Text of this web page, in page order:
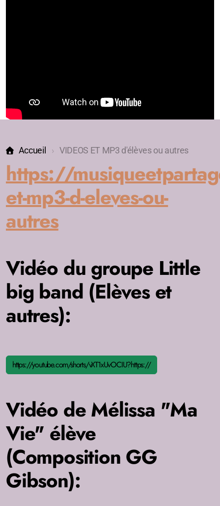
Accueil VIDEOS ET MP3 d'élèves ou autres
https://
et-mp3-d-eleves-ou-
autres
Vidéo du groupe Little
big band (Elèves et
autres):
https://youtube.com/shorts/vXT1xUvOCIU?https://
Vidéo de Mélissa "Ma
Vie" élève
(Composition GG
Gibson):